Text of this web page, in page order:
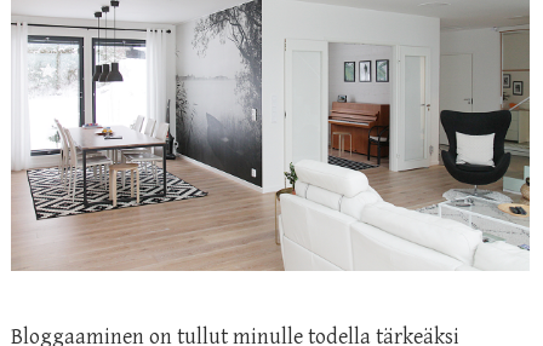
Bloggaaminen on tullut minulle todella tärkeäksi